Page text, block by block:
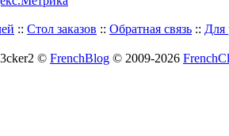
:: Стол заказов :: Обратная связь :: Для
© FrenchBlog © 2009-2026